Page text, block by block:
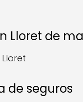
Lloret de
de seguros